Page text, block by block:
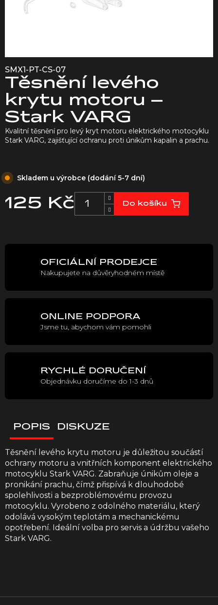
SMX1-PT-CS-07
Těsnění levého
krytu motoru –
Stark VARG
125 Kč
cena:
Skladem u výrobce (dodání 5-7 dní)
Do košíku
Kvalitní těsnění pro levý kryt motoru elektrického motocyklu
Stark VARG, zajišťující ochranu proti únikům kapalin a prachu.
OFICIÁLNÍ PRODEJCE
Nakupujete na důvěryhodném místě
ONLINE PODPORA
Jsme tu, abychom vám pomohli
RYCHLÉ DORUČENÍ
Objednávku doručíme do 1-3 dnů
POPIS DISKUZE
Těsnění levého krytu motoru je důležitou součástí
ochrany motoru a vnitřních komponent elektrického
motocyklu Stark VARG. Zabraňuje únikům oleje a
pronikání prachu, čímž přispívá k dlouhodobé
spolehlivosti a bezproblémovému provozu
motocyklu. Vyrobeno z odolného materiálu, který
odolává vysokým teplotám a mechanickému
opotřebení. Ideální volba pro servis a údržbu vašeho
Stark VARG.